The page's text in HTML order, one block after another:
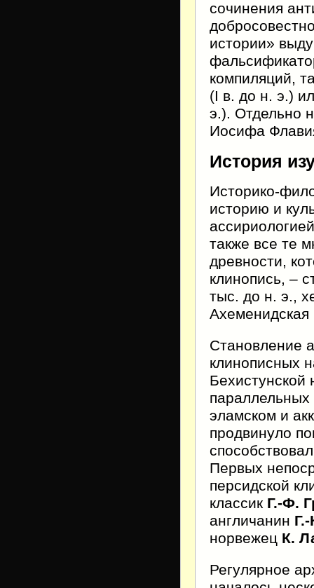
сочинения
истории»
компиляций,
(I в. до н. э.)
э.). Отдельно
Иосифа
История
Историко-
историю и
также все те
древности,
клинопись, –
тыс. до н. э.,
Становление
клинописных
параллельных
эламском и
продвинуло
Первых
персидской
классик Г.-Ф.
англичанин
норвежец К.
Регулярное